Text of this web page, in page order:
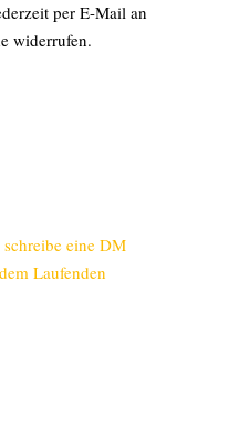
per E-Mail an
widerrufen.